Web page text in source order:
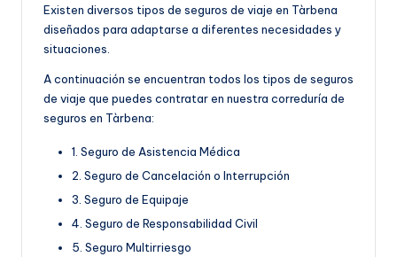
Existen diversos tipos de seguros de viaje en Tàrbena
diseñados para adaptarse a diferentes necesidades y
situaciones.
A continuación se encuentran todos los tipos de seguros
de viaje que puedes contratar en nuestra correduría de
seguros en Tàrbena:
1. Seguro de Asistencia Médica
2. Seguro de Cancelación o Interrupción
3. Seguro de Equipaje
4. Seguro de Responsabilidad Civil
5. Seguro Multirriesgo